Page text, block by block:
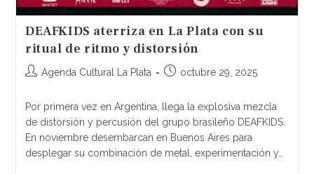
DEAFKIDS aterriza en La Plata con su
ritual de ritmo y distorsión
Agenda Cultural La Plata octubre 29, 2025
Por primera vez en Argentina, llega la explosiva mezcla
de distorsión y percusión del grupo brasileño DEAFKIDS.
En noviembre desembarcan en Buenos Aires para
desplegar su combinación de metal, experimentación y…